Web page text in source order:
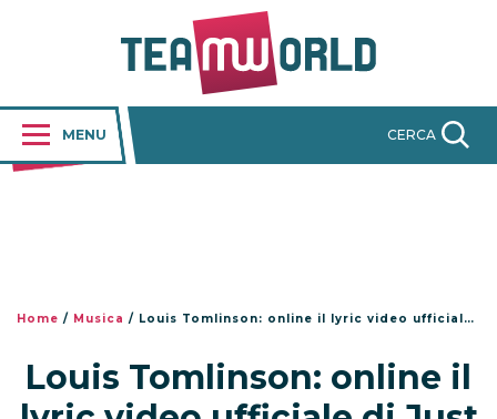
MENU CERCA
Home / Musica / Louis Tomlinson: online il lyric video ufficiale di Just Like You
Louis Tomlinson: online il